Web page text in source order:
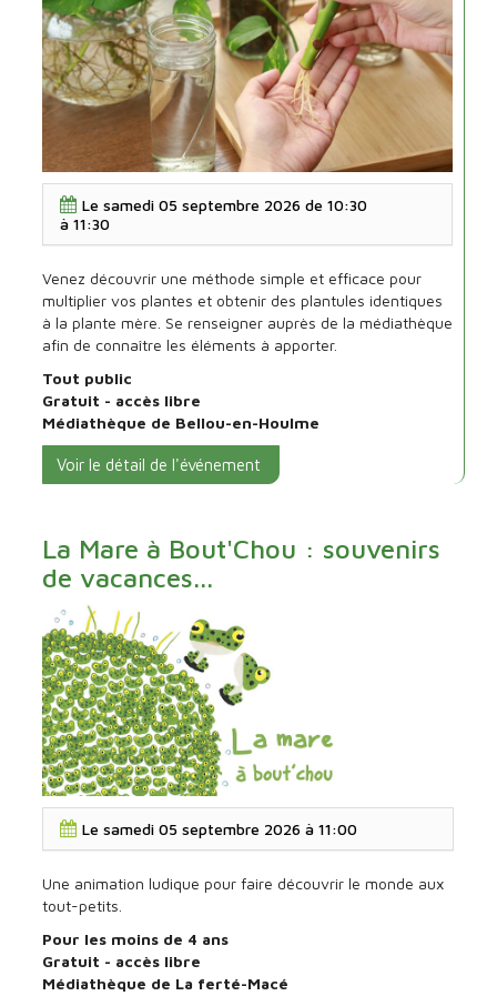
bouturage
Le samedi 05 septembre 2026 de 10:30
à 11:30
Venez découvrir une méthode simple et efficace pour
multiplier vos plantes et obtenir des plantules identiques
à la plante mère. Se renseigner auprès de la médiathèque
afin de connaître les éléments à apporter.
Tout public
Gratuit - accès libre
Médiathèque de Bellou-en-Houlme
Voir le détail de l'événement
La Mare à Bout'Chou : souvenirs
de vacances...
Mare
Bout'Chou
:
de
vacances...
Le samedi 05 septembre 2026 à 11:00
Une animation ludique pour faire découvrir le monde aux
tout-petits.
Pour les moins de 4 ans
Gratuit - accès libre
Médiathèque de La ferté-Macé